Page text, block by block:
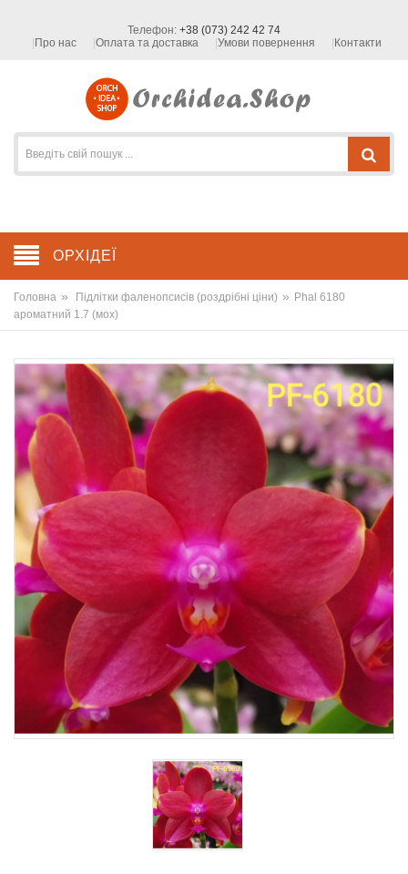
Телефон: +38 (073) 242 42 74
Про нас
Оплата та доставка Умови повернення Контакти
ОРХІДЕЇ
Головна » Підлітки фаленопсисів (роздрібні ціни) » Phal 6180
ароматний 1.7 (мох)